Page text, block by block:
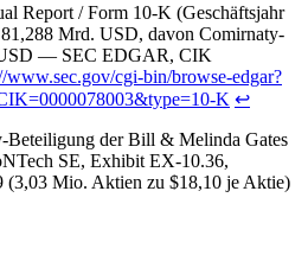
Report / Form 10-K (Geschäftsjahr
81,288 Mrd. USD, davon Comirnaty-
— SEC EDGAR, CIK
www.sec.gov/cgi-bin/browse-edgar?
K ↩︎
Beteiligung der Bill & Melinda Gates
SE, Exhibit EX-10.36,
(3,03 Mio. Aktien zu $18,10 je Aktie)